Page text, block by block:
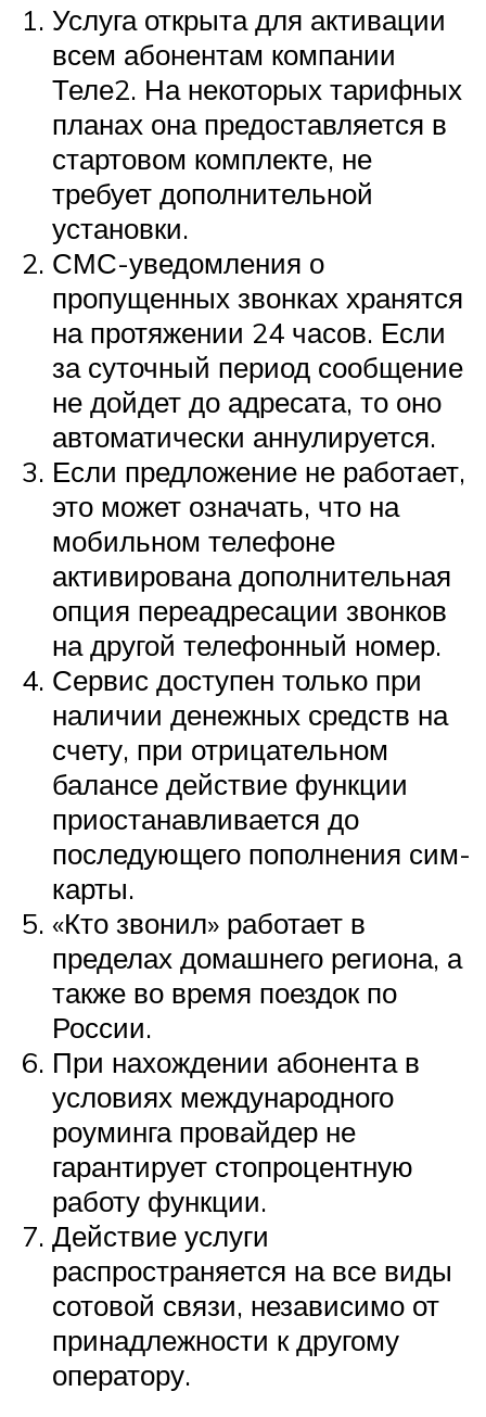
Услуга открыта для активации
всем абонентам компании
Теле2. На некоторых тарифных
планах она предоставляется в
стартовом комплекте, не
требует дополнительной
установки.
СМС-уведомления о
пропущенных звонках хранятся
на протяжении 24 часов. Если
за суточный период сообщение
не дойдет до адресата, то оно
автоматически аннулируется.
Если предложение не работает,
это может означать, что на
мобильном телефоне
активирована дополнительная
опция переадресации звонков
на другой телефонный номер.
Сервис доступен только при
наличии денежных средств на
счету, при отрицательном
балансе действие функции
приостанавливается до
последующего пополнения сим-
карты.
«Кто звонил» работает в
пределах домашнего региона, а
также во время поездок по
России.
При нахождении абонента в
условиях международного
роуминга провайдер не
гарантирует стопроцентную
работу функции.
Действие услуги
распространяется на все виды
сотовой связи, независимо от
принадлежности к другому
оператору.